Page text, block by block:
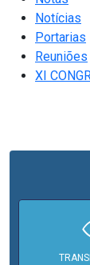
Notícias
Portarias
Reuniões
XI